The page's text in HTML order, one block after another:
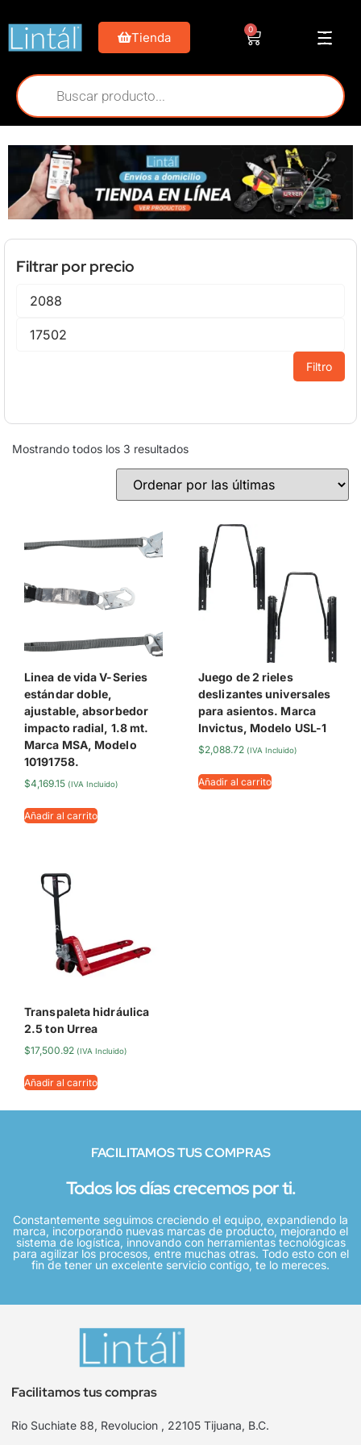
Tienda
0
Filtrar por precio
Filtro
Mostrando todos los 3 resultados
Linea de vida V-Series
estándar doble,
ajustable, absorbedor
impacto radial, 1.8 mt.
Marca MSA, Modelo
10191758.
$4,169.15 (IVA Incluido)
Añadir al carrito
Juego de 2 rieles
deslizantes universales
para asientos. Marca
Invictus, Modelo USL-1
$2,088.72 (IVA Incluido)
Añadir al carrito
Transpaleta hidráulica
2.5 ton Urrea
$17,500.92 (IVA Incluido)
Añadir al carrito
FACILITAMOS TUS COMPRAS
Todos los días crecemos por ti.
Constantemente seguimos creciendo el equipo, expandiendo la
marca, incorporando nuevas marcas de producto, mejorando el
sistema de logística, innovando con herramientas tecnológicas
para agilizar los procesos, entre muchas otras. Todo esto con el
fin de tener un excelente servicio contigo, te lo mereces.
Facilitamos tus compras
Rio Suchiate 88, Revolucion , 22105 Tijuana, B.C.